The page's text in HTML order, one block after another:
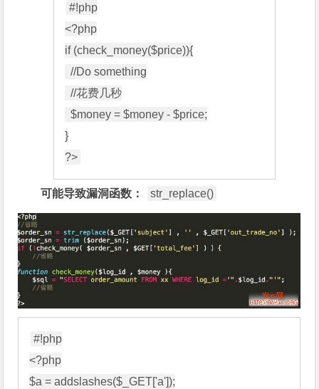
#!php
<?php
if (check_money($price)){
  //Do something
  //花费几秒
  $money = $money - $price;
}
可能导致漏洞函数： str_replace()
#!php
<?php
$a = addslashes($_GET['a']);